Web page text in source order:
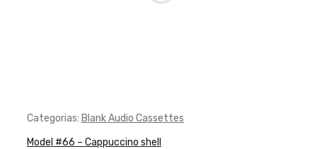
Categorias: Blank Audio Cassettes
Model #66 – Cappuccino shell